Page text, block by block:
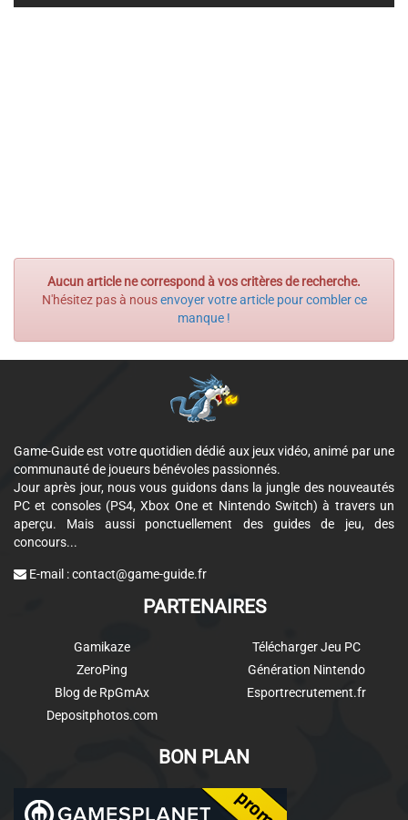
Aucun article ne correspond à vos critères de recherche.
N'hésitez pas à nousenvoyer votre article pour combler ce
manque !
Game-Guide est votre quotidien dédié aux jeux vidéo, animé par une
communauté de joueurs bénévoles passionnés.
Jour après jour, nous vous guidons dans la jungle des nouveautés
PC et consoles (PS4, Xbox One et Nintendo Switch) à travers un
aperçu. Mais aussi ponctuellement des guides de jeu, des
concours...
E-mail :contact@game-guide.fr
PARTENAIRES
Gamikaze
ZeroPing
Blog de RpGmAx
Depositphotos.com
Télécharger Jeu PC
Génération Nintendo
Esportrecrutement.fr
BON PLAN